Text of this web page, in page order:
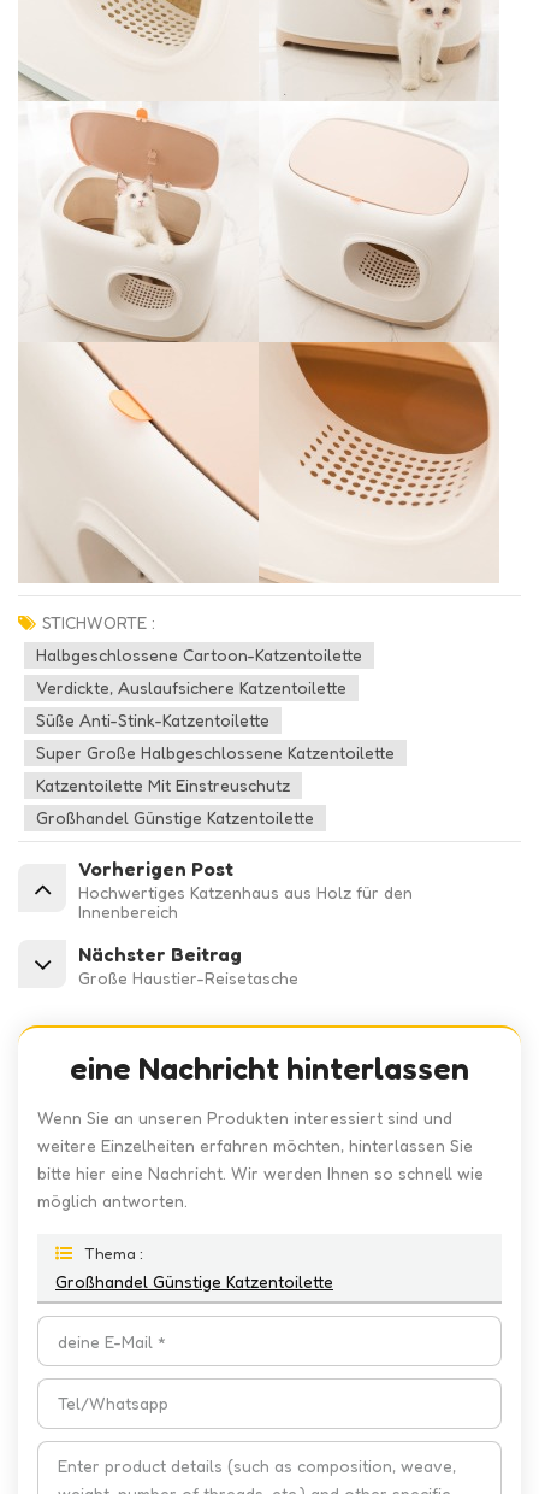
STICHWORTE :
Halbgeschlossene Cartoon-Katzentoilette
Verdickte, Auslaufsichere Katzentoilette
Süße Anti-Stink-Katzentoilette
Super Große Halbgeschlossene Katzentoilette
Katzentoilette Mit Einstreuschutz
Großhandel Günstige Katzentoilette
Vorherigen Post
Hochwertiges Katzenhaus aus Holz für den
Innenbereich
Nächster Beitrag
Große Haustier-Reisetasche
eine Nachricht hinterlassen
Wenn Sie an unseren Produkten interessiert sind und
weitere Einzelheiten erfahren möchten, hinterlassen Sie
bitte hier eine Nachricht. Wir werden Ihnen so schnell wie
möglich antworten.
Thema :
Großhandel Günstige Katzentoilette